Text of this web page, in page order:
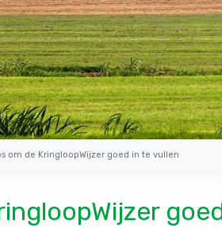
om de KringloopWijzer goed in te vullen